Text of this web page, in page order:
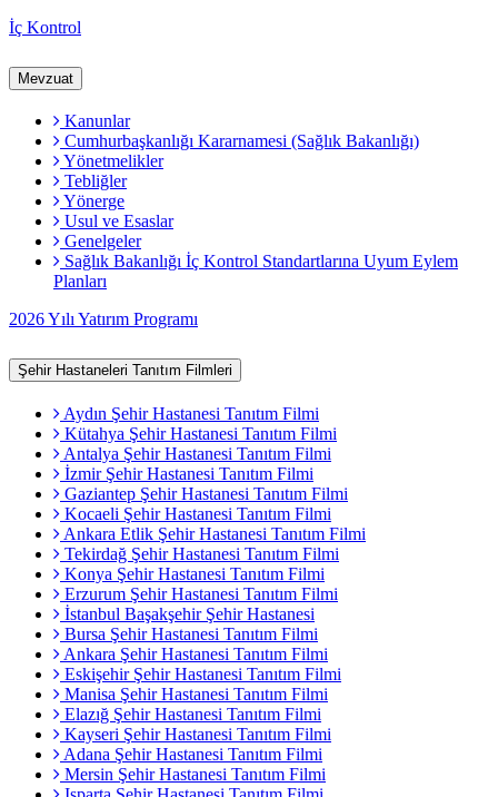
İç Kontrol
Mevzuat
Kanunlar
Cumhurbaşkanlığı Kararnamesi (Sağlık Bakanlığı)
Yönetmelikler
Tebliğler
Yönerge
Usul ve Esaslar
Genelgeler
Sağlık Bakanlığı İç Kontrol Standartlarına Uyum Eylem
Planları
2026 Yılı Yatırım Programı
Şehir Hastaneleri Tanıtım Filmleri
Aydın Şehir Hastanesi Tanıtım Filmi
Kütahya Şehir Hastanesi Tanıtım Filmi
Antalya Şehir Hastanesi Tanıtım Filmi
İzmir Şehir Hastanesi Tanıtım Filmi
Gaziantep Şehir Hastanesi Tanıtım Filmi
Kocaeli Şehir Hastanesi Tanıtım Filmi
Ankara Etlik Şehir Hastanesi Tanıtım Filmi
Tekirdağ Şehir Hastanesi Tanıtım Filmi
Konya Şehir Hastanesi Tanıtım Filmi
Erzurum Şehir Hastanesi Tanıtım Filmi
İstanbul Başakşehir Şehir Hastanesi
Bursa Şehir Hastanesi Tanıtım Filmi
Ankara Şehir Hastanesi Tanıtım Filmi
Eskişehir Şehir Hastanesi Tanıtım Filmi
Manisa Şehir Hastanesi Tanıtım Filmi
Elazığ Şehir Hastanesi Tanıtım Filmi
Kayseri Şehir Hastanesi Tanıtım Filmi
Adana Şehir Hastanesi Tanıtım Filmi
Mersin Şehir Hastanesi Tanıtım Filmi